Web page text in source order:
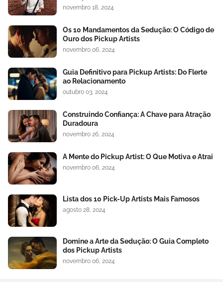
novembro 18, 2024
Os 10 Mandamentos da Sedução: O Código de
Ouro dos Pickup Artists
novembro 06, 2024
Guia Definitivo para Pickup Artists: Do Flerte
ao Relacionamento
outubro 03, 2024
Construindo Confiança: A Chave para Atração
Duradoura
novembro 26, 2024
A Mente do Pickup Artist: O Que Motiva e Atrai
novembro 06, 2024
Lista dos 10 Pick-Up Artists Mais Famosos
agosto 28, 2024
Domine a Arte da Sedução: O Guia Completo
dos Pickup Artists
novembro 06, 2024